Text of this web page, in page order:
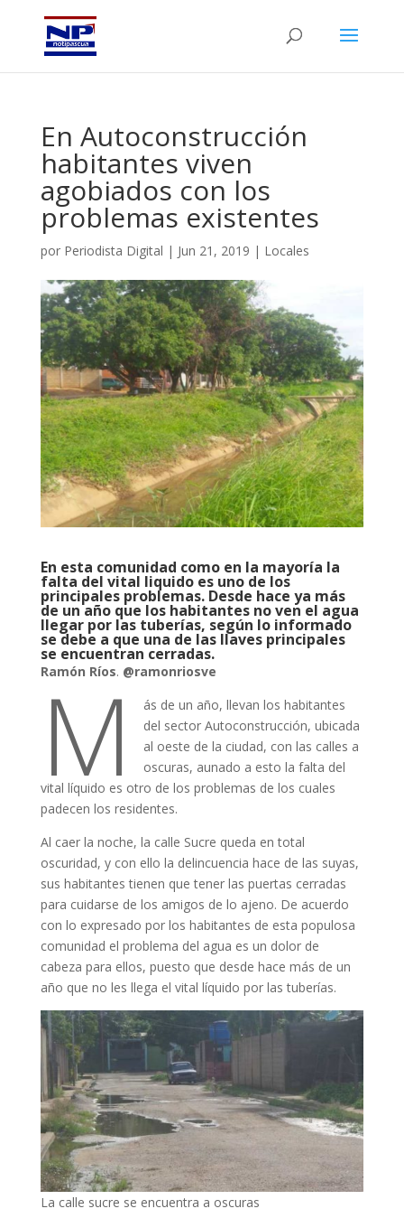
En Autoconstrucción
habitantes viven
agobiados con los
problemas existentes
por Periodista Digital | Jun 21, 2019 | Locales
En esta comunidad como en la mayoría la
falta del vital liquido es uno de los
principales problemas. Desde hace ya más
de un año que los habitantes no ven el agua
llegar por las tuberías, según lo informado
se debe a que una de las llaves principales
se encuentran cerradas.
Ramón Ríos. @ramonriosve
M
ás de un año, llevan los habitantes
del sector Autoconstrucción, ubicada
al oeste de la ciudad, con las calles a
oscuras, aunado a esto la falta del
vital líquido es otro de los problemas de los cuales
padecen los residentes.
Al caer la noche, la calle Sucre queda en total
oscuridad, y con ello la delincuencia hace de las suyas,
sus habitantes tienen que tener las puertas cerradas
para cuidarse de los amigos de lo ajeno. De acuerdo
con lo expresado por los habitantes de esta populosa
comunidad el problema del agua es un dolor de
cabeza para ellos, puesto que desde hace más de un
año que no les llega el vital líquido por las tuberías.
La calle sucre se encuentra a oscuras